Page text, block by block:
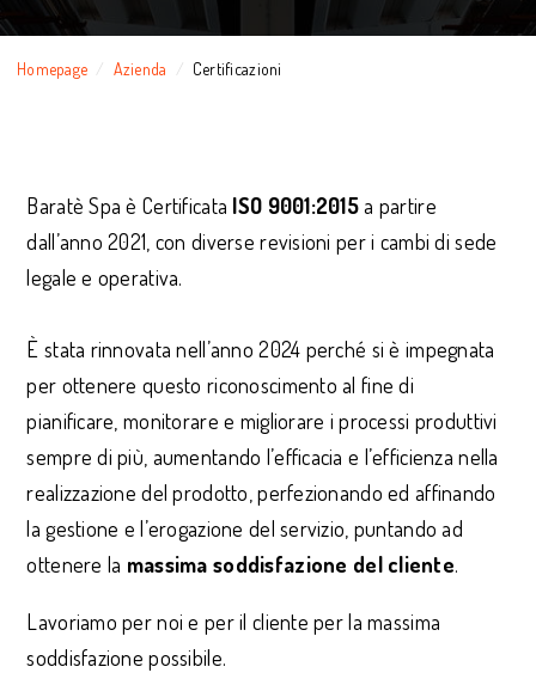
Homepage Azienda Certificazioni
Baratè Spa è Certificata ISO 9001:2015a partire
dall’anno 2021, con diverse revisioni per i cambi di sede
legale e operativa.
È stata rinnovata nell’anno 2024 perché si è impegnata
per ottenere questo riconoscimento al fine di
pianificare, monitorare e migliorare i processi produttivi
sempre di più, aumentando l’efficacia e l’efficienza nella
realizzazione del prodotto, perfezionando ed affinando
la gestione e l’erogazione del servizio, puntando ad
ottenere la massima soddisfazione del cliente.
Lavoriamo per noi e per il cliente per la massima
soddisfazione possibile.